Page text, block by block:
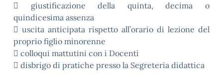
 giustificazione della quinta, decima o
quindicesima assenza
 uscita anticipata rispetto all’orario di lezione del
proprio figlio minorenne
 colloqui mattutini con i Docenti
 disbrigo di pratiche presso la Segreteria didattica